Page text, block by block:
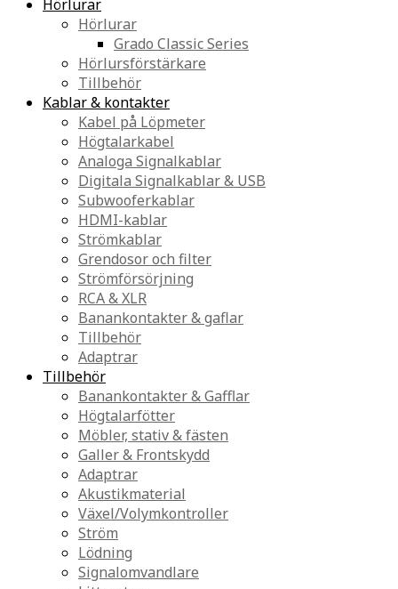
Hörlurar
Hörlurar
Grado Classic Series
Hörlursförstärkare
Tillbehör
Kablar & kontakter
Kabel på Löpmeter
Högtalarkabel
Analoga Signalkablar
Digitala Signalkablar & USB
Subwooferkablar
HDMI-kablar
Strömkablar
Grendosor och filter
Strömförsörjning
RCA & XLR
Banankontakter & gaflar
Tillbehör
Adaptrar
Tillbehör
Banankontakter & Gafflar
Högtalarfötter
Möbler, stativ & fästen
Galler & Frontskydd
Adaptrar
Akustikmaterial
Växel/Volymkontroller
Ström
Lödning
Signalomvandlare